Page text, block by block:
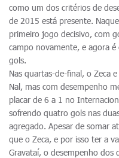
como um dos critérios de
de 2015 está presente.
primeiro jogo decisivo, com
campo novamente, e agora
gols.
Nas quartas-de-final, o Zeca
Nal, mas com desempenho
placar de 6 a 1 no
sofrendo quatro gols nas
agregado. Apesar de somar
que o Zeca, e por isso ter a
Gravataí, o desempenho dos